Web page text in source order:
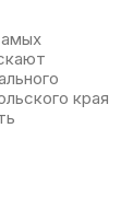
края